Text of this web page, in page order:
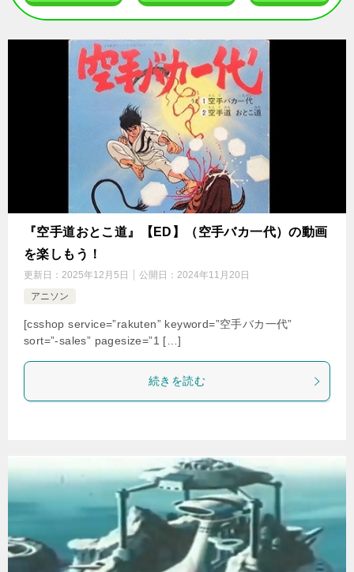
『空手道おとこ道』【ED】（空手バカ一代）の動画
を楽しもう！
更新日： 2025年12月5日 公開日： 2024年11月20日
アニソン
[csshop service=”rakuten” keyword=”空手バカ一代”
sort=”-sales” pagesize=”1 […]
続きを読む